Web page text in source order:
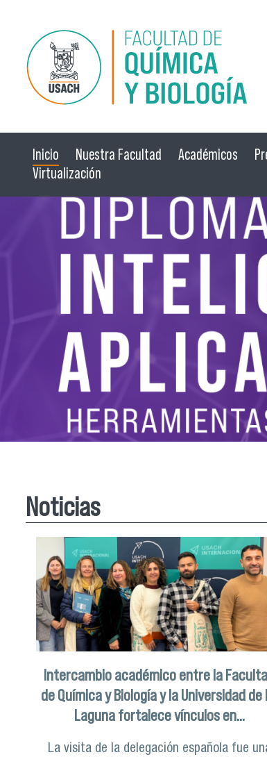
Pasar al contenido principal
Inicio Nuestra Facultad Académicos
Virtualización
Noticias
Intercambio académico entre la
de Química y Biología y la Universidad de
Laguna fortalece vínculos en...
La visita de la delegación española fue